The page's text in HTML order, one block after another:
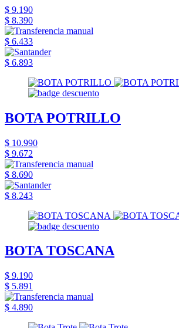
$ 9.190
$ 8.390
$ 6.433
$ 6.893
BOTA POTRILLO
$ 10.990
$ 9.672
$ 8.690
$ 8.243
BOTA TOSCANA
$ 9.190
$ 5.891
$ 4.890